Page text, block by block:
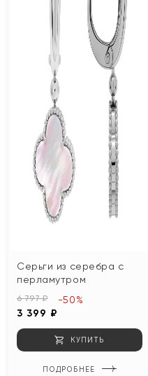
Серьги из серебра с
перламутром
6 797 ₽
3 399 ₽
-50%
КУПИТЬ
ПОДРОБНЕЕ